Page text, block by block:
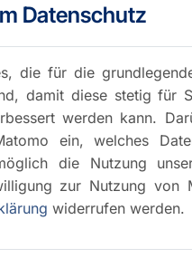
Datenschutz
die für die
damit diese stetig für
werden kann.
ein, welches
die Nutzung
zur Nutzung von
widerrufen werden.